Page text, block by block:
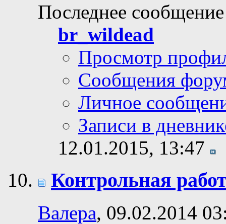
Последнее
br_wildead
Просмотр
Сообщения
Личное
Записи в
12.01.2015, 13:47
Контрольная
Валера, 09.02.2014